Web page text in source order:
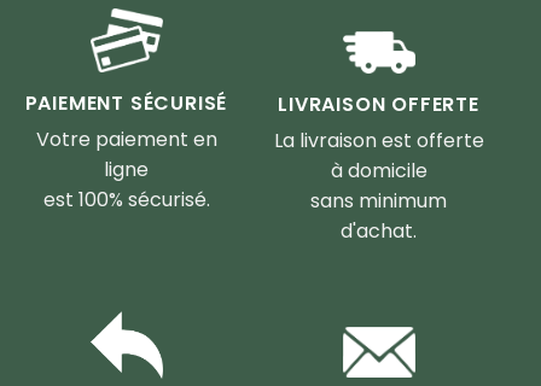
PAIEMENT SÉCURISÉ
Votre paiement en
ligne
est 100% sécurisé.
LIVRAISON OFFERTE
La livraison est offerte
à domicile
sans minimum
d'achat.